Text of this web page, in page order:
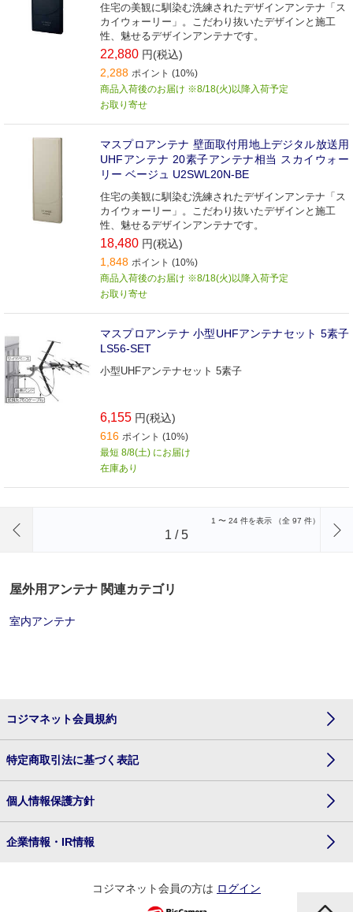
住宅の美観に馴染む洗練されたデザインアンテナ「ス
カイウォーリー」。こだわり抜いたデザインと施工
性、魅せるデザインアンテナです。
22,880 円(税込)
2,288 ポイント (10%)
商品入荷後のお届け ※8/18(火)以降入荷予定
お取り寄せ
マスプロアンテナ 壁面取付用地上デジタル放送用
UHFアンテナ 20素子アンテナ相当 スカイウォー
リー ベージュ U2SWL20N-BE
住宅の美観に馴染む洗練されたデザインアンテナ「ス
カイウォーリー」。こだわり抜いたデザインと施工
性、魅せるデザインアンテナです。
18,480 円(税込)
1,848 ポイント (10%)
商品入荷後のお届け ※8/18(火)以降入荷予定
お取り寄せ
マスプロアンテナ 小型UHFアンテナセット 5素子
LS56-SET
小型UHFアンテナセット 5素子
6,155 円(税込)
616 ポイント (10%)
最短 8/8(土) にお届け
在庫あり
1 〜 24 件を表示 （全 97 件）
1 /5
屋外用アンテナ 関連カテゴリ
室内アンテナ
コジマネット会員規約
特定商取引法に基づく表記
個人情報保護方針
企業情報・IR情報
コジマネット会員の方は ログイン